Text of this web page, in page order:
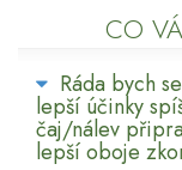
CO
Ráda bych
lepší účinky
čaj/nálev
lepší oboje